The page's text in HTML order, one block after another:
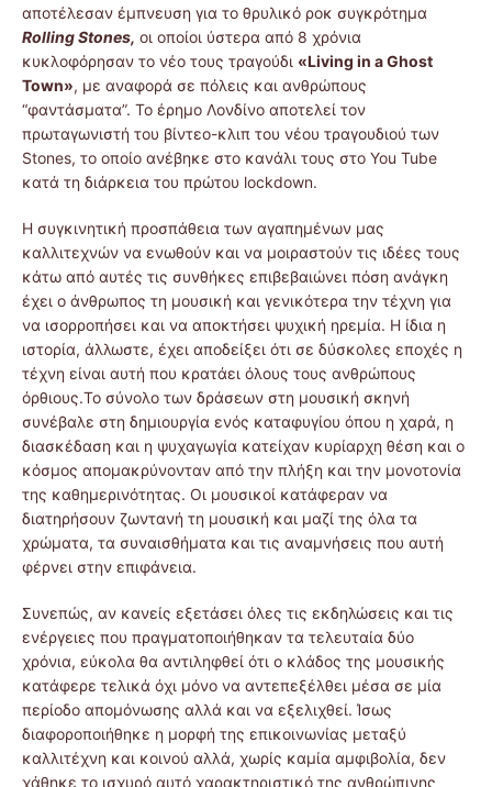
αποτέλεσαν έμπνευση για το θρυλικό ροκ συγκρότημα
Rolling Stones, οι οποίοι ύστερα από 8 χρόνια
κυκλοφόρησαν το νέο τους τραγούδι «Living in a Ghost
Town», με αναφορά σε πόλεις και ανθρώπους
“φαντάσματα”. Το έρημο Λονδίνο αποτελεί τον
πρωταγωνιστή του βίντεο-κλιπ του νέου τραγουδιού των
Stones, το οποίο ανέβηκε στο κανάλι τους στο You Tube
κατά τη διάρκεια του πρώτου lockdown.
Η συγκινητική προσπάθεια των αγαπημένων μας
καλλιτεχνών να ενωθούν και να μοιραστούν τις ιδέες τους
κάτω από αυτές τις συνθήκες επιβεβαιώνει πόση ανάγκη
έχει ο άνθρωπος τη μουσική και γενικότερα την τέχνη για
να ισορροπήσει και να αποκτήσει ψυχική ηρεμία. Η ίδια η
ιστορία, άλλωστε, έχει αποδείξει ότι σε δύσκολες εποχές η
τέχνη είναι αυτή που κρατάει όλους τους ανθρώπους
όρθιους.Το σύνολο των δράσεων στη μουσική σκηνή
συνέβαλε στη δημιουργία ενός καταφυγίου όπου η χαρά, η
διασκέδαση και η ψυχαγωγία κατείχαν κυρίαρχη θέση και ο
κόσμος απομακρύνονταν από την πλήξη και την μονοτονία
της καθημερινότητας. Οι μουσικοί κατάφεραν να
διατηρήσουν ζωντανή τη μουσική και μαζί της όλα τα
χρώματα, τα συναισθήματα και τις αναμνήσεις που αυτή
φέρνει στην επιφάνεια.
Συνεπώς, αν κανείς εξετάσει όλες τις εκδηλώσεις και τις
ενέργειες που πραγματοποιήθηκαν τα τελευταία δύο
χρόνια, εύκολα θα αντιληφθεί ότι ο κλάδος της μουσικής
κατάφερε τελικά όχι μόνο να αντεπεξέλθει μέσα σε μία
περίοδο απομόνωσης αλλά και να εξελιχθεί. Ίσως
διαφοροποιήθηκε η μορφή της επικοινωνίας μεταξύ
καλλιτέχνη και κοινού αλλά, χωρίς καμία αμφιβολία, δεν
χάθηκε το ισχυρό αυτό χαρακτηριστικό της ανθρώπινης